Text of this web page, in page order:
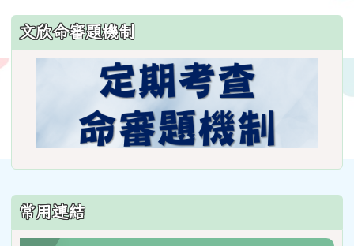
文欣命審題機制
常用連結